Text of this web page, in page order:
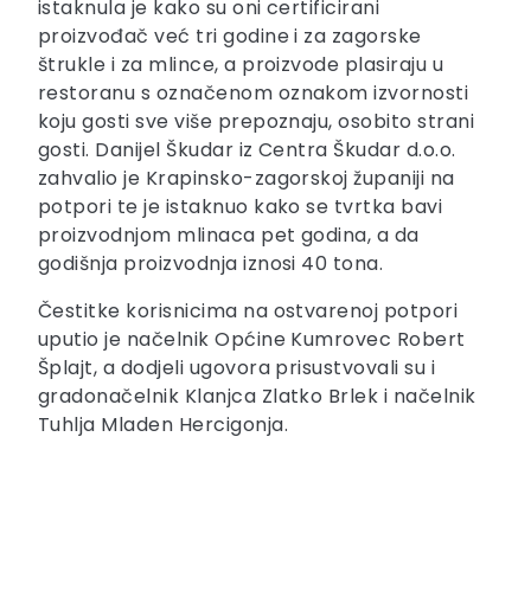
istaknula je kako su oni certificirani
proizvođač već tri godine i za zagorske
štrukle i za mlince, a proizvode plasiraju u
restoranu s označenom oznakom izvornosti
koju gosti sve više prepoznaju, osobito strani
gosti. Danijel Škudar iz Centra Škudar d.o.o.
zahvalio je Krapinsko-zagorskoj županiji na
potpori te je istaknuo kako se tvrtka bavi
proizvodnjom mlinaca pet godina, a da
godišnja proizvodnja iznosi 40 tona.
Čestitke korisnicima na ostvarenoj potpori
uputio je načelnik Općine Kumrovec Robert
Šplajt, a dodjeli ugovora prisustvovali su i
gradonačelnik Klanjca Zlatko Brlek i načelnik
Tuhlja Mladen Hercigonja.